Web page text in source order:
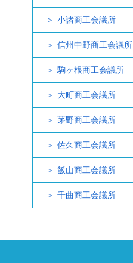
小諸商工会議所
信州中野商工会議所
駒ヶ根商工会議所
大町商工会議所
茅野商工会議所
佐久商工会議所
飯山商工会議所
千曲商工会議所